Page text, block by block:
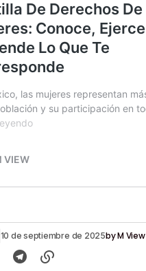
10 de septiembre de 2025byM View